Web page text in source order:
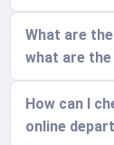
What are
what are
How can I
online